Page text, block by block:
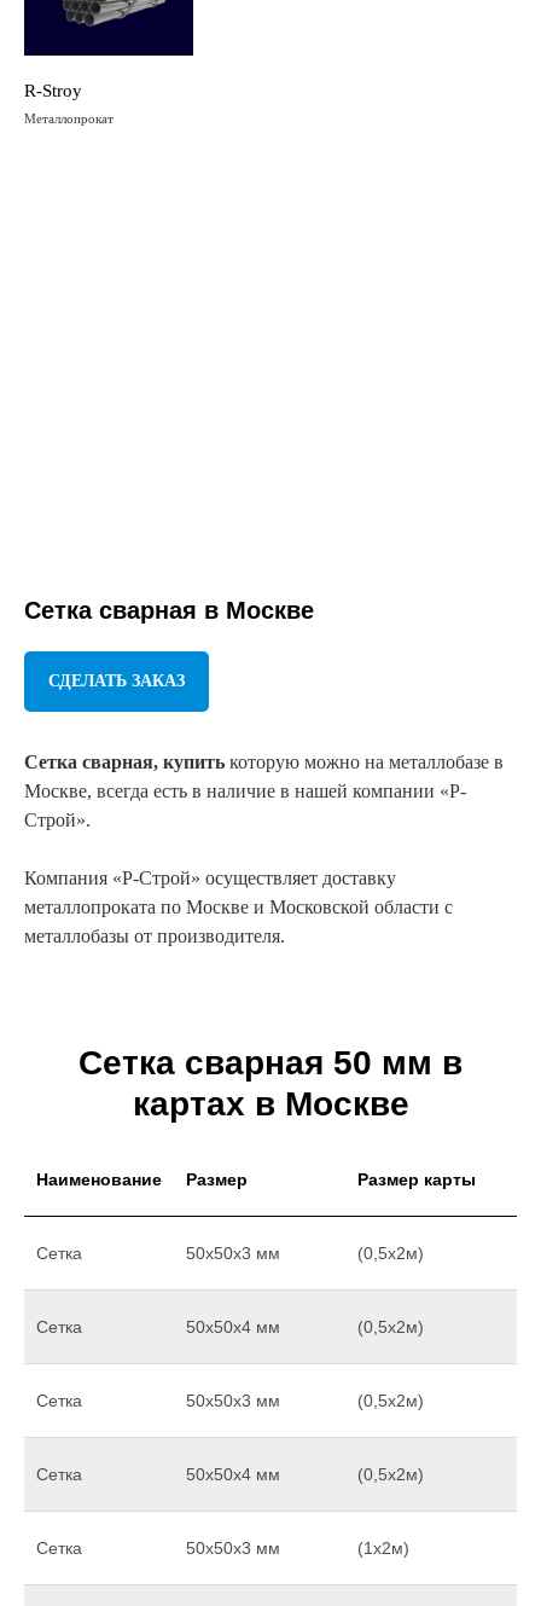
R-Stroy
Металлопрокат
Сетка сварная в Москве
СДЕЛАТЬ ЗАКАЗ
Сетка сварная, купить которую можно на металлобазе в
Москве, всегда есть в наличие в нашей компании «Р-
Строй».
Компания «Р-Строй» осуществляет доставку
металлопроката по Москве и Московской области с
металлобазы от производителя.
Сетка сварная 50 мм в
картах в Москве
Наименование Размер Размер карты
Сетка 50х50х3 мм (0,5х2м)
Сетка 50х50х4 мм (0,5х2м)
Сетка 50х50х3 мм (0,5х2м)
Сетка 50х50х4 мм (0,5х2м)
Сетка 50х50х3 мм (1х2м)